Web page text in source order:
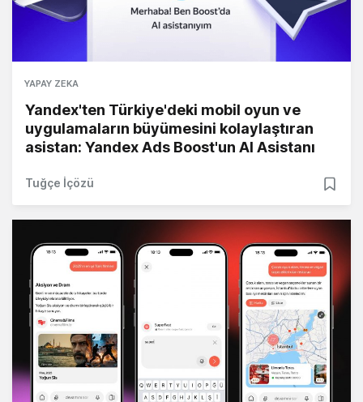
YAPAY ZEKA
Yandex'ten Türkiye'deki mobil oyun ve
uygulamaların büyümesini kolaylaştıran
asistan: Yandex Ads Boost'un AI Asistanı
Tuğçe İçözü